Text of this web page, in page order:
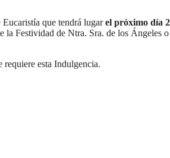
que tendrá lugarel próximo día
la Festividad de Ntra. Sra. de los Ángeles o
requiere esta Indulgencia.